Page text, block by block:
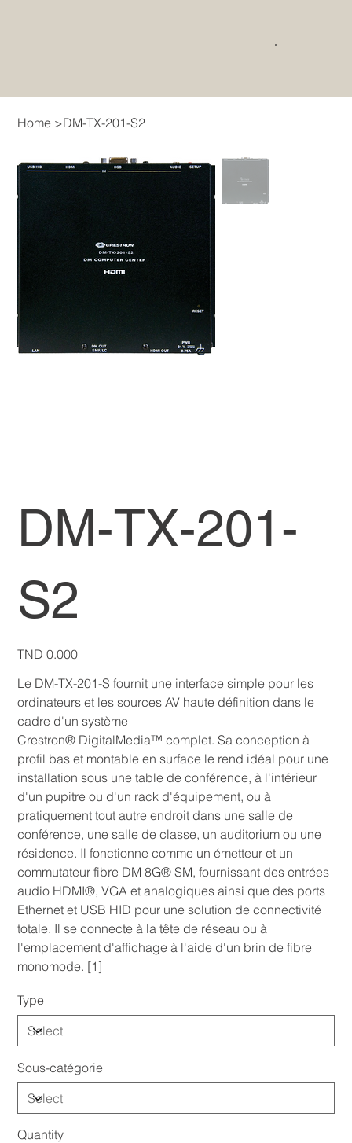
Home >DM-TX-201-S2
DM-TX-201-
S2
Price
TND 0.000
Le DM-TX-201-S fournit une interface simple pour les
ordinateurs et les sources AV haute définition dans le
cadre d'un système
Crestron® DigitalMedia™ complet. Sa conception à
profil bas et montable en surface le rend idéal pour une
installation sous une table de conférence, à l'intérieur
d'un pupitre ou d'un rack d'équipement, ou à
pratiquement tout autre endroit dans une salle de
conférence, une salle de classe, un auditorium ou une
résidence. Il fonctionne comme un émetteur et un
commutateur fibre DM 8G® SM, fournissant des entrées
audio HDMI®, VGA et analogiques ainsi que des ports
Ethernet et USB HID pour une solution de connectivité
totale. Il se connecte à la tête de réseau ou à
l'emplacement d'affichage à l'aide d'un brin de fibre
monomode. [1]
Type
Sous-catégorie
Quantity